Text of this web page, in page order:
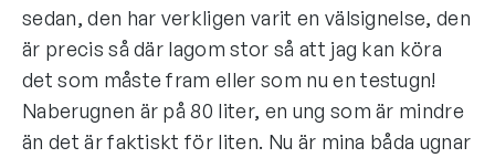
sedan, den har verkligen varit en välsignelse, den
är precis så där lagom stor så att jag kan köra
det som måste fram eller som nu en testugn!
Naberugnen är på 80 liter, en ung som är mindre
än det är faktiskt för liten. Nu är mina båda ugnar